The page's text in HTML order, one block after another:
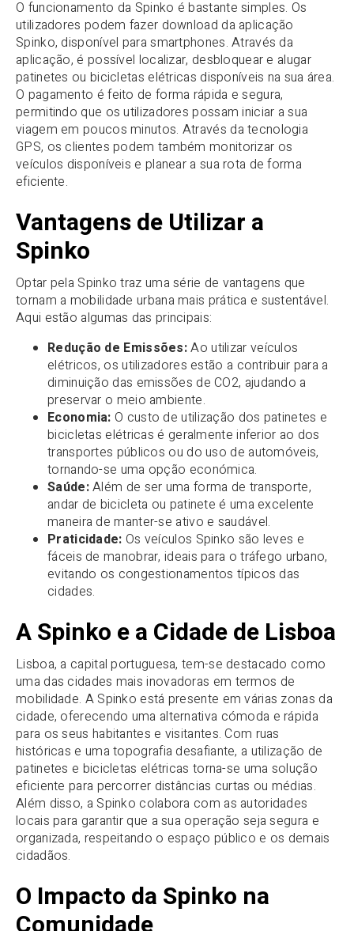
O funcionamento da Spinko é bastante simples. Os
utilizadores podem fazer download da aplicação
Spinko, disponível para smartphones. Através da
aplicação, é possível localizar, desbloquear e alugar
patinetes ou bicicletas elétricas disponíveis na sua área.
O pagamento é feito de forma rápida e segura,
permitindo que os utilizadores possam iniciar a sua
viagem em poucos minutos. Através da tecnologia
GPS, os clientes podem também monitorizar os
veículos disponíveis e planear a sua rota de forma
eficiente.
Vantagens de Utilizar a
Spinko
Optar pela Spinko traz uma série de vantagens que
tornam a mobilidade urbana mais prática e sustentável.
Aqui estão algumas das principais:
Redução de Emissões:Ao utilizar veículos
elétricos, os utilizadores estão a contribuir para a
diminuição das emissões de CO2, ajudando a
preservar o meio ambiente.
Economia: O custo de utilização dos patinetes e
bicicletas elétricas é geralmente inferior ao dos
transportes públicos ou do uso de automóveis,
tornando-se uma opção económica.
Saúde:Além de ser uma forma de transporte,
andar de bicicleta ou patinete é uma excelente
maneira de manter-se ativo e saudável.
Praticidade: Os veículos Spinko são leves e
fáceis de manobrar, ideais para o tráfego urbano,
evitando os congestionamentos típicos das
cidades.
A Spinko e a Cidade de Lisboa
Lisboa, a capital portuguesa, tem-se destacado como
uma das cidades mais inovadoras em termos de
mobilidade. A Spinko está presente em várias zonas da
cidade, oferecendo uma alternativa cómoda e rápida
para os seus habitantes e visitantes. Com ruas
históricas e uma topografia desafiante, a utilização de
patinetes e bicicletas elétricas torna-se uma solução
eficiente para percorrer distâncias curtas ou médias.
Além disso, a Spinko colabora com as autoridades
locais para garantir que a sua operação seja segura e
organizada, respeitando o espaço público e os demais
cidadãos.
O Impacto da Spinko na